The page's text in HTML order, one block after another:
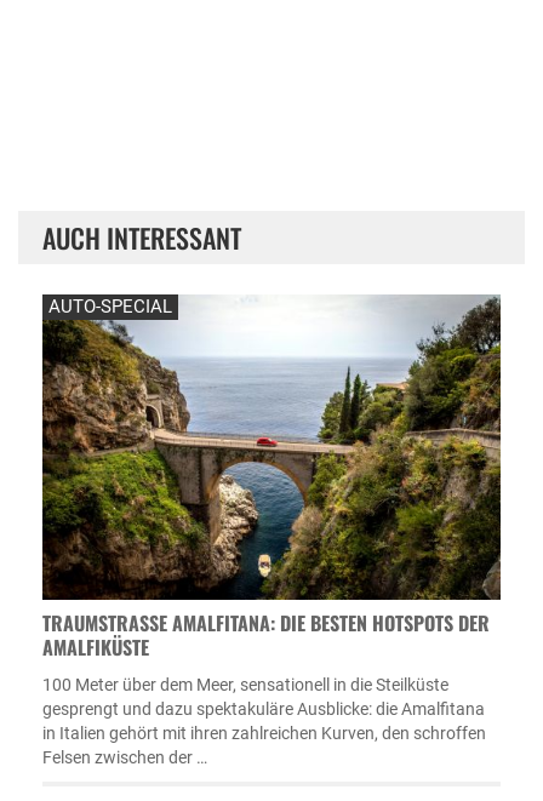
AUCH INTERESSANT
AUTO-SPECIAL
TRAUMSTRASSE AMALFITANA: DIE BESTEN HOTSPOTS DER A
MALFIKÜSTE
100 Meter über dem Meer, sensationell in die Steilküste
gesprengt und dazu spektakuläre Ausblicke: die Amalfitana
in Italien gehört mit ihren zahlreichen Kurven, den schroffen
Felsen zwischen der …